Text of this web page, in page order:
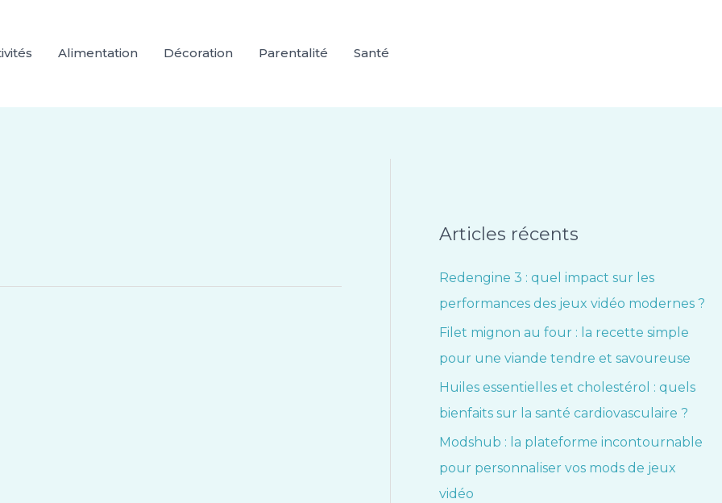
Alimentation Décoration Parentalité Santé
Articles récents
Redengine 3 : quel impact sur les
performances des jeux vidéo modernes ?
Filet mignon au four : la recette simple
pour une viande tendre et savoureuse
Huiles essentielles et cholestérol : quels
bienfaits sur la santé cardiovasculaire ?
Modshub : la plateforme incontournable
pour personnaliser vos mods de jeux
vidéo